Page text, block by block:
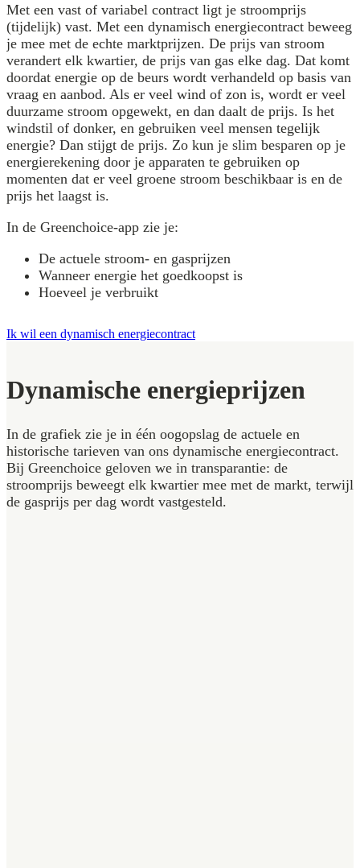
Met een vast of variabel contract ligt je stroomprijs
(tijdelijk) vast. Met een dynamisch energiecontract beweeg
je mee met de echte marktprijzen. De prijs van stroom
verandert elk kwartier, de prijs van gas elke dag. Dat komt
doordat energie op de beurs wordt verhandeld op basis van
vraag en aanbod. Als er veel wind of zon is, wordt er veel
duurzame stroom opgewekt, en dan daalt de prijs. Is het
windstil of donker, en gebruiken veel mensen tegelijk
energie? Dan stijgt de prijs. Zo kun je slim besparen op je
energierekening door je apparaten te gebruiken op
momenten dat er veel groene stroom beschikbaar is en de
prijs het laagst is.
In de Greenchoice-app zie je:
De actuele stroom- en gasprijzen
Wanneer energie het goedkoopst is
Hoeveel je verbruikt
Ik wil een dynamisch energiecontract
Dynamische energieprijzen
In de grafiek zie je in één oogopslag de actuele en
historische tarieven van ons dynamische energiecontract.
Bij Greenchoice geloven we in transparantie: de
stroomprijs beweegt elk kwartier mee met de markt, terwijl
de gasprijs per dag wordt vastgesteld.